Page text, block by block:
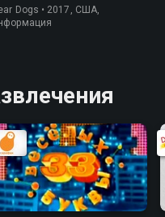
Dogs • 2017, США,